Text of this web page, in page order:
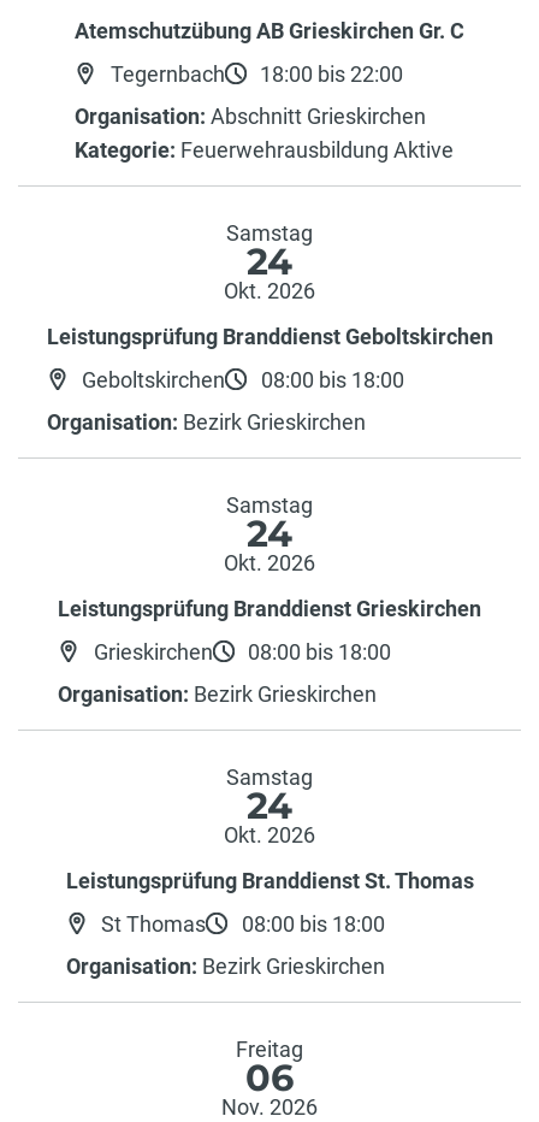
Atemschutzübung AB Grieskirchen Gr. C
Tegernbach
18:00 bis 22:00
Organisation: Abschnitt Grieskirchen
Kategorie: Feuerwehrausbildung Aktive
Samstag
24
Okt. 2026
Leistungsprüfung Branddienst Geboltskirchen
Geboltskirchen
08:00 bis 18:00
Organisation: Bezirk Grieskirchen
Samstag
24
Okt. 2026
Leistungsprüfung Branddienst Grieskirchen
Grieskirchen
08:00 bis 18:00
Organisation: Bezirk Grieskirchen
Samstag
24
Okt. 2026
Leistungsprüfung Branddienst St. Thomas
St Thomas
08:00 bis 18:00
Organisation: Bezirk Grieskirchen
Freitag
06
Nov. 2026